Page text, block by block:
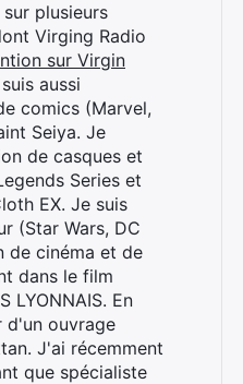
plusieurs
Virging Radio
sur Virgin
aussi
comics (Marvel,
Seiya. Je
de casques et
Series et
EX. Je suis
(Star Wars, DC
de cinéma et de
dans le film
LYONNAIS. En
d'un ouvrage
J'ai récemment
que spécialiste